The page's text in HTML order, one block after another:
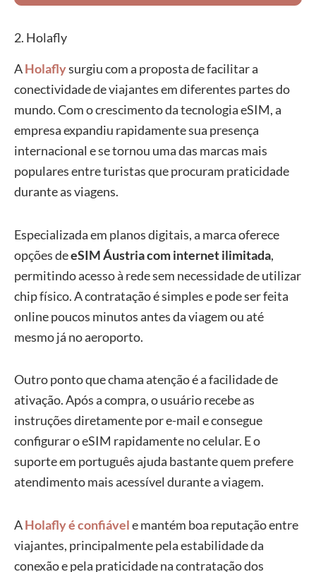
2. Holafly
AHolaflysurgiu com a proposta de facilitar a
conectividade de viajantes em diferentes partes do
mundo. Com o crescimento da tecnologia eSIM, a
empresa expandiu rapidamente sua presença
internacional e se tornou uma das marcas mais
populares entre turistas que procuram praticidade
durante as viagens.
Especializada em planos digitais, a marca oferece
opções deeSIM Áustria com internet ilimitada,
permitindo acesso à rede sem necessidade de utilizar
chip físico. A contratação é simples e pode ser feita
online poucos minutos antes da viagem ou até
mesmo já no aeroporto.
Outro ponto que chama atenção é a facilidade de
ativação. Após a compra, o usuário recebe as
instruções diretamente por e-mail e consegue
configurar o eSIM rapidamente no celular. E o
suporte em português ajuda bastante quem prefere
atendimento mais acessível durante a viagem.
AHolafly é confiávele mantém boa reputação entre
viajantes, principalmente pela estabilidade da
conexão e pela praticidade na contratação dos